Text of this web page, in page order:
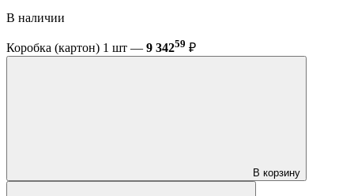
В наличии
Коробка (картон) 1 шт — 9 34259 ₽
В корзину